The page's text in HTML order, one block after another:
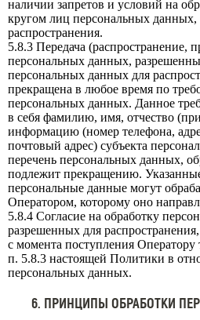
наличии запретов и условий на
кругом лиц персональных
распространения.
5.8.3 Передача (распространение,
персональных данных,
персональных данных для
прекращена в любое время по
персональных данных. Данное
в себя фамилию, имя, отчество
информацию (номер телефона,
почтовый адрес) субъекта
перечень персональных данных,
подлежит прекращению.
персональные данные могут
Оператором, которому оно
5.8.4 Согласие на обработку
разрешенных для
с момента поступления Оператору
п. 5.8.3 настоящей Политики в
персональных данных.
6. ПРИНЦИПЫ ОБРАБОТКИ